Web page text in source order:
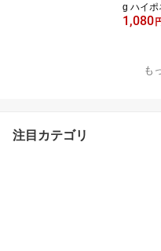
g ハイポ
料 洋蘭
耕栽培
農業用
1,080
も
注目カテゴリ